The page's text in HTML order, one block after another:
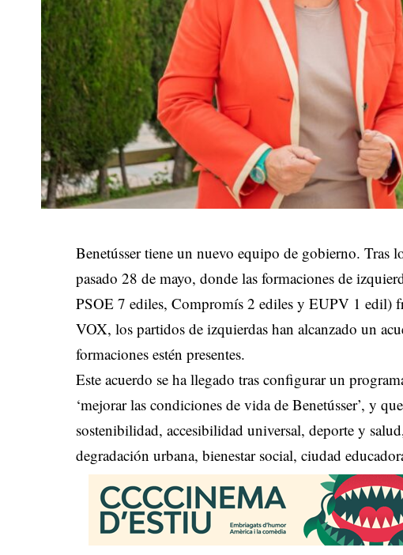
Benetússer tiene un nuevo equipo de gobierno. Tras
pasado 28 de mayo, donde las formaciones de
PSOE 7 ediles, Compromís 2 ediles y EUPV 1 edil)
VOX, los partidos de izquierdas han alcanzado un
formaciones estén presentes.
Este acuerdo se ha llegado tras configurar un
‘mejorar las condiciones de vida de Benetússer’, y
sostenibilidad, accesibilidad universal, deporte y
degradación urbana, bienestar social, ciudad